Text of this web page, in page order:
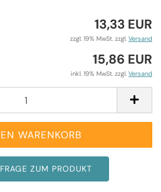
13,33 EUR
zzgl. 19% MwSt. zzgl. Versand
15,86 EUR
inkl. 19% MwSt. zzgl. Versand
FRAGE ZUM PRODUKT